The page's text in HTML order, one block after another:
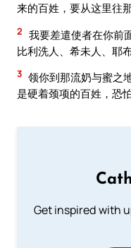
来的百姓，要从这里往那
2 我要差遣使者在你前
比利洗人、希未人、耶
3 领你到那流奶与蜜之
是硬着颈项的百姓，恐
Get inspired with